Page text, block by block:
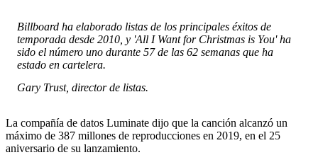
Billboard ha elaborado listas de los principales éxitos de
temporada desde 2010, y 'All I Want for Christmas is You' ha
sido el número uno durante 57 de las 62 semanas que ha
estado en cartelera.
Gary Trust, director de listas.
La compañía de datos Luminate dijo que la canción alcanzó un
máximo de 387 millones de reproducciones en 2019, en el 25
aniversario de su lanzamiento.